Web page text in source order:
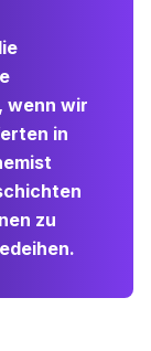
wenn wir
in
zu